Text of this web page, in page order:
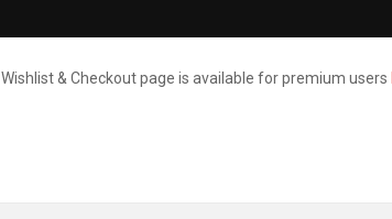
Wishlist & Checkout page is available for premium users